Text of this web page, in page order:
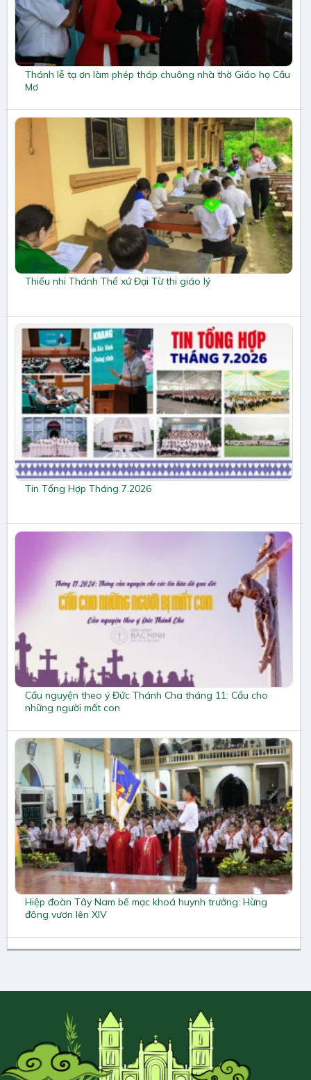
Thánh lễ tạ ơn làm phép tháp chuông nhà thờ Giáo họ Cầu
Mơ
Thiếu nhi Thánh Thể xứ Đại Từ thi giáo lý
Tin Tổng Hợp Tháng 7.2026
Cầu nguyện theo ý Đức Thánh Cha tháng 11: Cầu cho
những người mất con
Hiệp đoàn Tây Nam bế mạc khoá huynh trưởng: Hừng
đông vươn lên XIV